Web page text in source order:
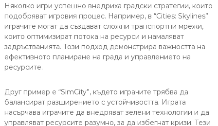
Няколко игри успешно внедриха градски стратегии, които
подобряват игровия процес. Например, в “Cities: Skylines”
играчите могат да създават сложни транспортни мрежи,
които оптимизират потока на ресурси и намаляват
задръстванията. Този подход демонстрира важността на
ефективното планиране на града и управлението на
ресурсите.
Друг пример е “SimCity”, където играчите трябва да
балансират разширението с устойчивостта. Играта
насърчава играчите да внедряват зелени технологии и да
управляват ресурсите разумно, за да избегнат кризи. Тези